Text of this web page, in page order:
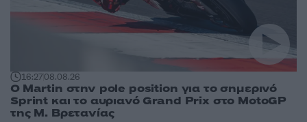
16:2708.08.26
O Martin στην pole position για το σημερινό
Sprint και το αυριανό Grand Prix στο MotoGP
της Μ. Βρετανίας